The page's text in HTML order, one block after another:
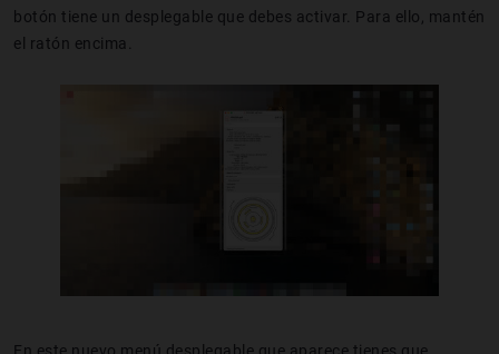
botón tiene un desplegable que debes activar. Para ello, mantén
el ratón encima.